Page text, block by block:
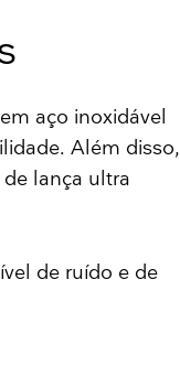
aço inoxidável
Além disso,
lança ultra
de ruído e de